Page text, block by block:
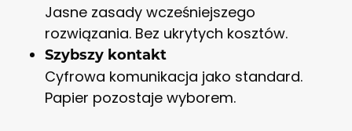
Jasne zasady wcześniejszego
rozwiązania. Bez ukrytych kosztów.
Szybszy kontakt
Cyfrowa komunikacja jako standard.
Papier pozostaje wyborem.